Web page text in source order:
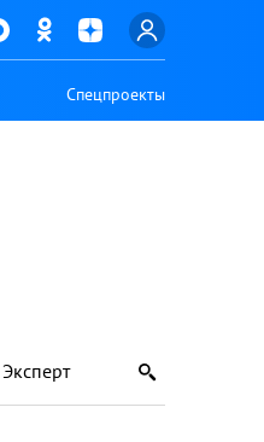
Спецпроекты
Эксперт